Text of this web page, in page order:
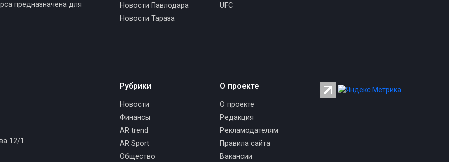
предназначена для
Новости Павлодара
Новости Тараза
UFC
12/1
Рубрики
Новости
Финансы
AR trend
AR Sport
Общество
О проекте
О проекте
Редакция
Рекламодателям
Правила сайта
Вакансии